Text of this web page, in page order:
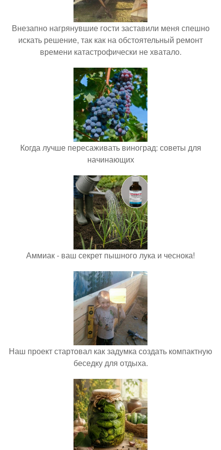
Внезапно нагрянувшие гости заставили меня спешно
искать решение, так как на обстоятельный ремонт
времени катастрофически не хватало.
Когда лучше пересаживать виноград: советы для
начинающих
Аммиак - ваш секрет пышного лука и чеснока!
Наш проект стартовал как задумка создать компактную
беседку для отдыха.